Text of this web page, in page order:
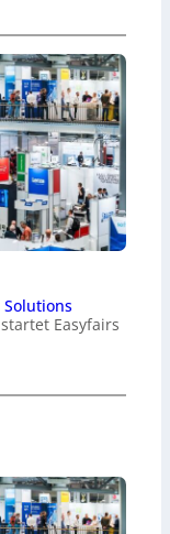
Solutions
Easyfairs